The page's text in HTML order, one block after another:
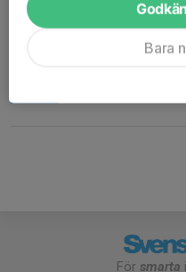
8 apr 2024
0
MTB. Läs mer på Facebook
För smarta
Bara